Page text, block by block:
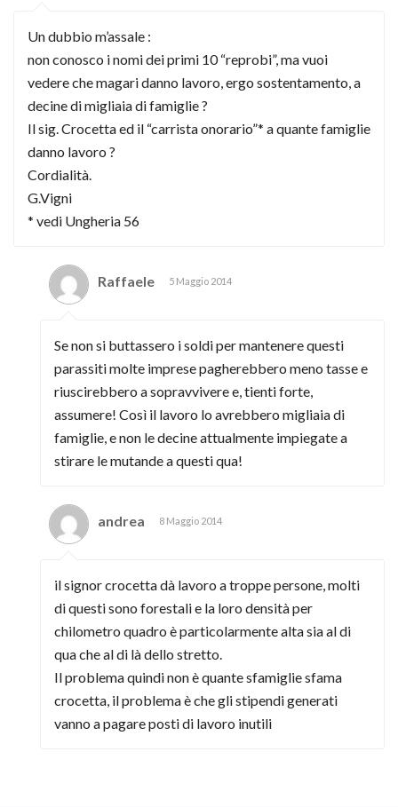
Un dubbio m’assale :
non conosco i nomi dei primi 10 “reprobi”, ma vuoi
vedere che magari danno lavoro, ergo sostentamento, a
decine di migliaia di famiglie ?
Il sig. Crocetta ed il “carrista onorario”* a quante famiglie
danno lavoro ?
Cordialità.
G.Vigni
* vedi Ungheria 56
Raffaele 5 Maggio 2014
Se non si buttassero i soldi per mantenere questi
parassiti molte imprese pagherebbero meno tasse e
riuscirebbero a sopravvivere e, tienti forte,
assumere! Così il lavoro lo avrebbero migliaia di
famiglie, e non le decine attualmente impiegate a
stirare le mutande a questi qua!
andrea 8 Maggio 2014
il signor crocetta dà lavoro a troppe persone, molti
di questi sono forestali e la loro densità per
chilometro quadro è particolarmente alta sia al di
qua che al di là dello stretto.
Il problema quindi non è quante sfamiglie sfama
crocetta, il problema è che gli stipendi generati
vanno a pagare posti di lavoro inutili